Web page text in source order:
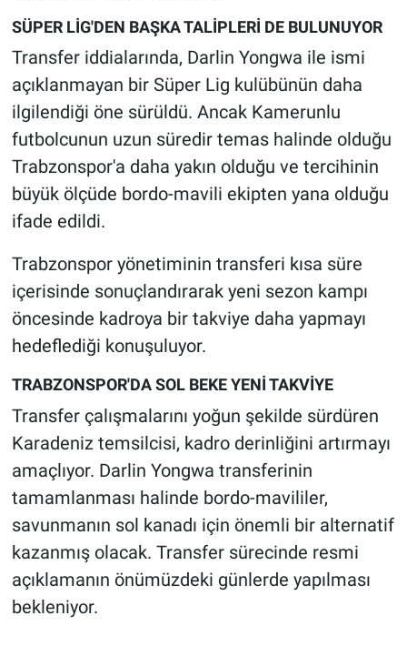
SÜPER LİG'DEN BAŞKA TALİPLERİ DE BULUNUYOR
Transfer iddialarında, Darlin Yongwa ile ismi
açıklanmayan bir Süper Lig kulübünün daha
ilgilendiği öne sürüldü. Ancak Kamerunlu
futbolcunun uzun süredir temas halinde olduğu
Trabzonspor'a daha yakın olduğu ve tercihinin
büyük ölçüde bordo-mavili ekipten yana olduğu
ifade edildi.
Trabzonspor yönetiminin transferi kısa süre
içerisinde sonuçlandırarak yeni sezon kampı
öncesinde kadroya bir takviye daha yapmayı
hedeflediği konuşuluyor.
TRABZONSPOR'DA SOL BEKE YENİ TAKVİYE
Transfer çalışmalarını yoğun şekilde sürdüren
Karadeniz temsilcisi, kadro derinliğini artırmayı
amaçlıyor. Darlin Yongwa transferinin
tamamlanması halinde bordo-mavililer,
savunmanın sol kanadı için önemli bir alternatif
kazanmış olacak. Transfer sürecinde resmi
açıklamanın önümüzdeki günlerde yapılması
bekleniyor.